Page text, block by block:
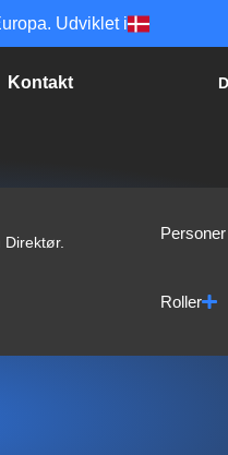
Udviklet i
Kontakt
Direktør.
Roller